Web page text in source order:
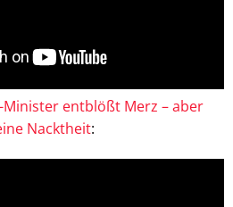
Minister entblößt Merz – aber
Nacktheit: